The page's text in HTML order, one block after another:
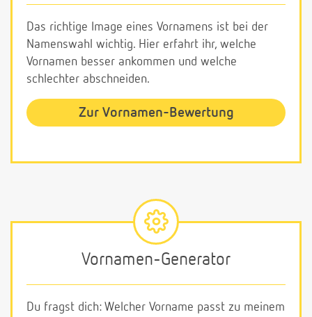
Das richtige Image eines Vornamens ist bei der
Namenswahl wichtig. Hier erfahrt ihr, welche
Vornamen besser ankommen und welche
schlechter abschneiden.
Zur Vornamen-Bewertung
Vornamen-Generator
Du fragst dich: Welcher Vorname passt zu meinem